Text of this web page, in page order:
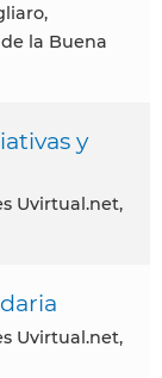
la Buena
y